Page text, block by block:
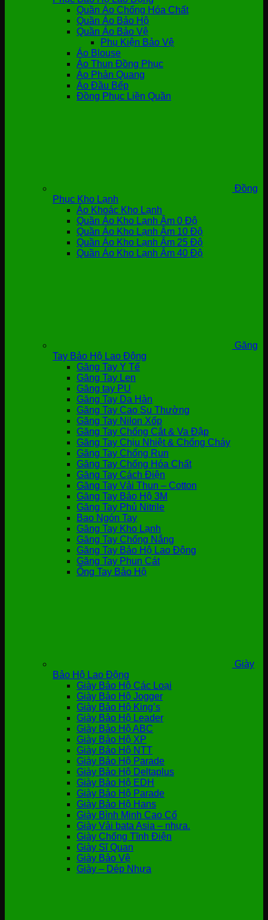
Quần Áo Chống Hóa Chất
Quần Áo Bảo Hộ
Quần Áo Bảo Vệ
Phụ Kiện Bảo Vệ
Áo Blouse
Áo Thun Đồng Phục
Áo Phản Quang
Áo Đầu Bếp
Đồng Phục Liền Quần
Đồng
Phục Kho Lạnh
Áo Khoác Kho Lạnh
Quần Áo Kho Lạnh Âm 0 Độ
Quần Áo Kho Lạnh Âm 10 Độ
Quần Áo Kho Lạnh Âm 25 Độ
Quần Áo Kho Lạnh Âm 40 Độ
Găng
Tay Bảo Hộ Lao Động
Găng Tay Y Tế
Găng Tay Len
Găng tay PU
Găng Tay Da Hàn
Găng Tay Cao Su Thường
Găng Tay Nilon Xốp
Găng Tay Chống Cắt & Va Đập
Găng Tay Chịu Nhiệt & Chống Cháy
Găng Tay Chống Run
Găng Tay Chống Hóa Chất
Găng Tay Cách Điện
Găng Tay Vải Thun – Cotton
Găng Tay Bảo Hộ 3M
Găng Tay Phủ Nitrile
Bao Ngón Tay
Găng Tay Kho Lạnh
Găng Tay Chống Nắng
Găng Tay Bảo Hộ Lao Động
Găng Tay Phun Cát
Ống Tay Bảo Hộ
Giày
Bảo Hộ Lao Động
Giày Bảo Hộ Các Loại
Giày Bảo Hộ Jogger
Giày Bảo Hộ King’s
Giày Bảo Hộ Leader
Giày Bảo Hộ ABC
Giày Bảo Hộ XP
Giày Bảo Hộ NTT
Giày Bảo Hộ Parade
Giày Bảo Hộ Deltaplus
Giày Bảo Hộ EDH
Giày Bảo Hộ Parade
Giày Bảo Hộ Hans
Giày Bình Minh Cao Cổ
Giày Vải bata Asia – nhựa.
Giày Chống Tĩnh Điện
Giày Sĩ Quan
Giày Bảo Vệ
Giày – Dép Nhựa